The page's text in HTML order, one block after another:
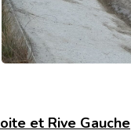
et Rive Gauche